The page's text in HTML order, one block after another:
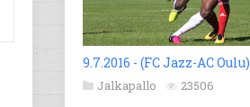
9.7.2016 - (FC Jazz-AC Oulu)
Jalkapallo 23506